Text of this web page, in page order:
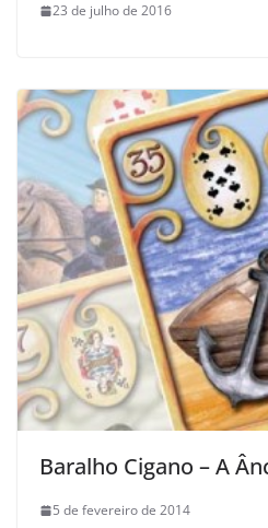
23 de julho de 2016
Baralho Cigano – A
5 de fevereiro de 2014